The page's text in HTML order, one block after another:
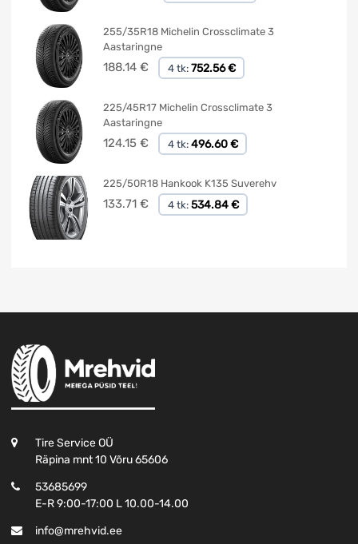
255/35R18 Michelin Crossclimate 3
Aastaringne
188.14 € 4 tk: 752.56 €
225/45R17 Michelin Crossclimate 3
Aastaringne
124.15 € 4 tk: 496.60 €
225/50R18 Hankook K135 Suverehv
133.71 € 4 tk: 534.84 €
Tire Service OÜ
Räpina mnt 10 Võru 65606
53685699
E-R 9:00-17:00 L 10.00-14.00
info@mrehvid.ee